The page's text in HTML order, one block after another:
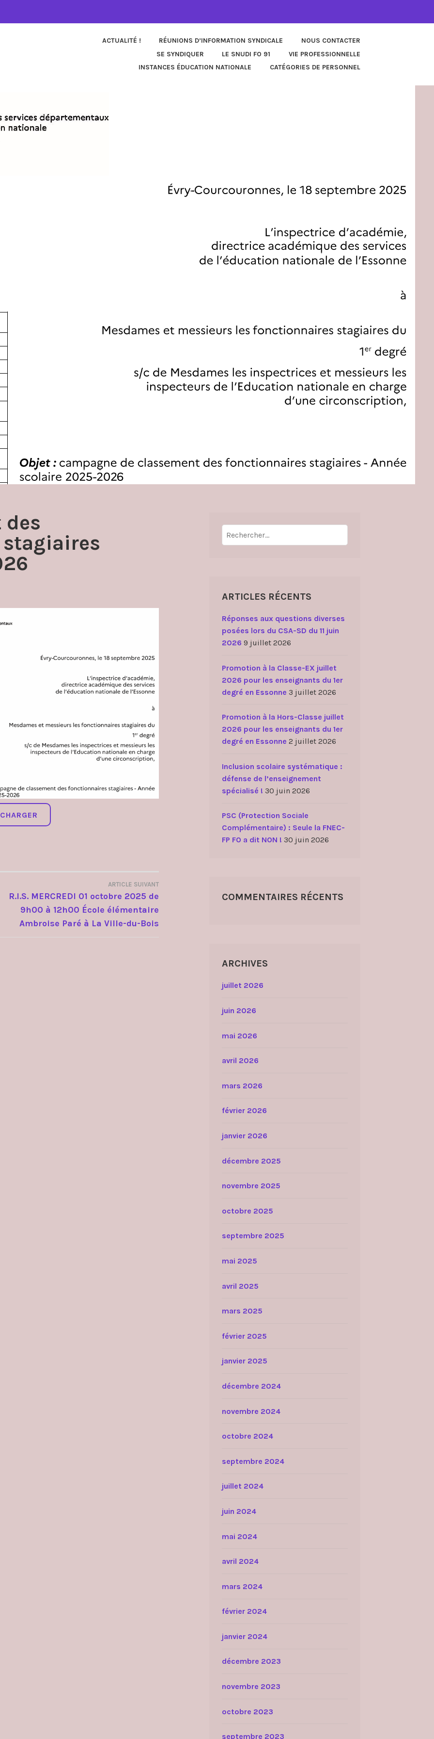
ACTUALITÉ ! RÉUNIONS D’INFORMATION SYNDICALE
NOUS CONTACTER
SE SYNDIQUER
LE SNUDI FO 91
VIE PROFESSIONNELLE
INSTANCES ÉDUCATION NATIONALE
CATÉGORIES DE PERSONNEL
des
ARTICLE SUIVANT
R.I.S. MERCREDI 01 octobre 2025 de
9h00 à 12h00 École élémentaire
Ambroise Paré à La Ville-du-Bois
Rechercher :
ARTICLES RÉCENTS
Réponses aux questions diverses
posées lors du CSA-SD du 11 juin
2026 9 juillet 2026
Promotion à la Classe-EX juillet
2026 pour les enseignants du 1er
degré en Essonne 3 juillet 2026
Promotion à la Hors-Classe juillet
2026 pour les enseignants du 1er
degré en Essonne 2 juillet 2026
Inclusion scolaire systématique :
défense de l’enseignement
spécialisé ! 30 juin 2026
PSC (Protection Sociale
Complémentaire) : Seule la FNEC-
FP FO a dit NON ! 30 juin 2026
COMMENTAIRES RÉCENTS
ARCHIVES
juillet 2026
juin 2026
mai 2026
avril 2026
mars 2026
février 2026
janvier 2026
décembre 2025
novembre 2025
octobre 2025
septembre 2025
mai 2025
avril 2025
mars 2025
février 2025
janvier 2025
décembre 2024
novembre 2024
octobre 2024
septembre 2024
juillet 2024
juin 2024
mai 2024
avril 2024
mars 2024
février 2024
janvier 2024
décembre 2023
novembre 2023
octobre 2023
septembre 2023